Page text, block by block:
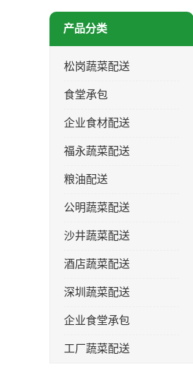
产品分类
松岗蔬菜配送
食堂承包
企业食材配送
福永蔬菜配送
粮油配送
公明蔬菜配送
沙井蔬菜配送
酒店蔬菜配送
深圳蔬菜配送
企业食堂承包
工厂蔬菜配送